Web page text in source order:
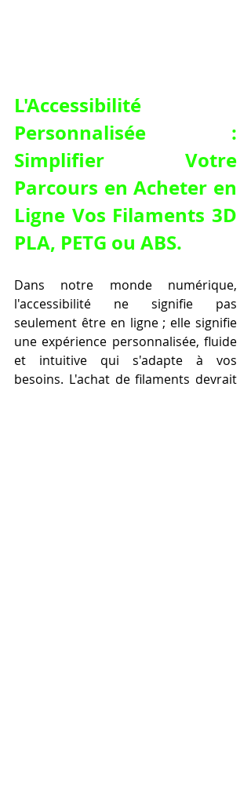
L'Accessibilité
Personnalisée :
Simplifier Votre
Parcours en Acheter en
Ligne Vos Filaments 3D
PLA, PETG ou ABS.
Dans notre monde numérique,
l'accessibilité ne signifie pas
seulement être en ligne ; elle signifie
une expérience personnalisée, fluide
et intuitive qui s'adapte à vos
besoins. L'achat de filaments devrait